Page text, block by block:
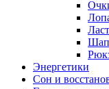
Энергетики
Сон и